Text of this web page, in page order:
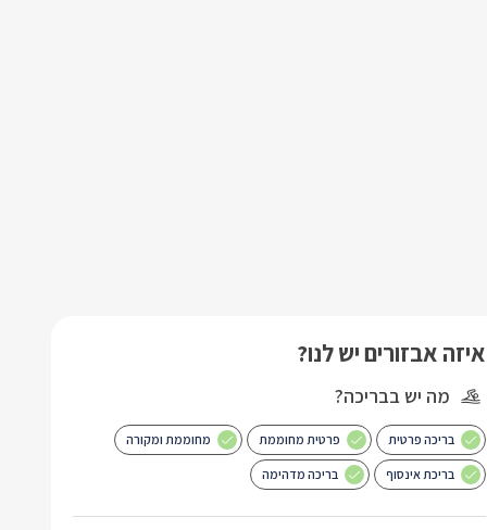
איזה אבזורים יש לנו?
מה יש בבריכה?
בריכה פרטית פרטית מחוממת מחוממת ומקורה
בריכת אינסוף בריכה מדהימה